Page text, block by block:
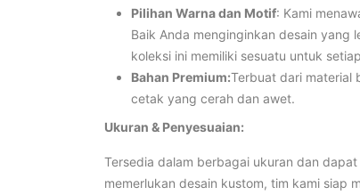
Pilihan Warna dan Motif: Kami
Baik Anda menginginkan desain yang
koleksi ini memiliki sesuatu untuk
Bahan Premium:Terbuat dari material
cetak yang cerah dan awet.
Ukuran & Penyesuaian:
Tersedia dalam berbagai ukuran dan
memerlukan desain kustom, tim kami siap